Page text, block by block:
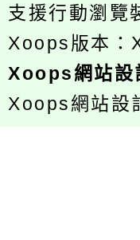
支援行動瀏覽
Xoops版本：
Xoops網站設
Xoops網站設